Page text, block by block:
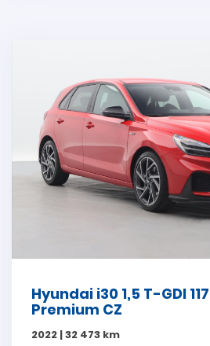
Hyundai i30 1,5 T-GDI
Premium CZ
2022 | 32 473 km